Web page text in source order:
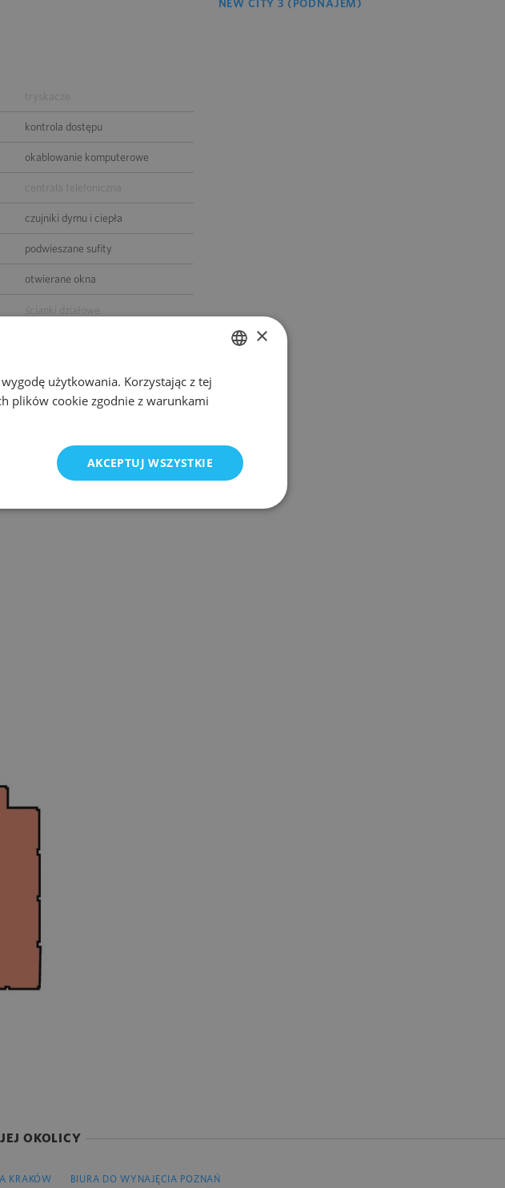
tryskacze
kontrola dostępu
okablowanie komputerowe
centrala telefoniczna
czujniki dymu i ciepła
podwieszane sufity
otwierane okna
ścianki działowe
NEW CITY 3 (PODNAJEM)
OKOLICY
KRAKÓW
BIURA DO WYNAJĘCIA POZNAŃ
×
użytkowania. Korzystając z tej
plików cookie zgodnie z warunkami
AKCEPTUJ WSZYSTKIE